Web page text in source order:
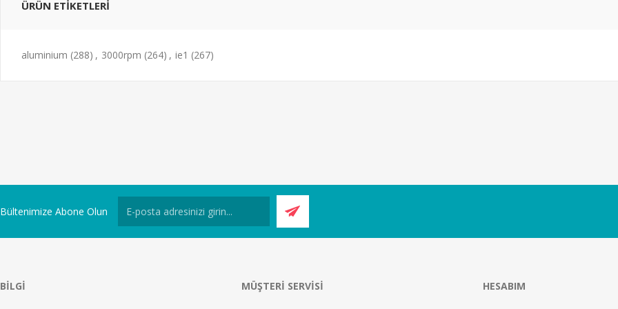
ÜRÜN ETIKETLERI
aluminium (288) , 3000rpm (264) , ie1 (267)
Bültenimize Abone Olun
BILGI MÜŞTERI SERVISI HESABIM